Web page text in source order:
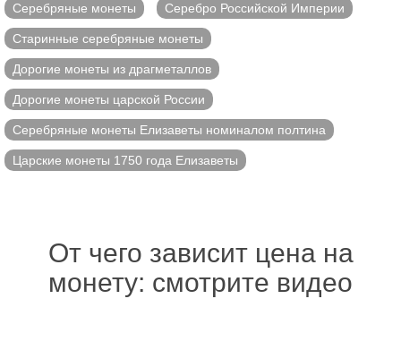
Серебряные монеты Серебро Российской Империи
Старинные серебряные монеты
Дорогие монеты из драгметаллов
Дорогие монеты царской России
Серебряные монеты Елизаветы номиналом полтина
Царские монеты 1750 года Елизаветы
От чего зависит цена на
монету: смотрите видео